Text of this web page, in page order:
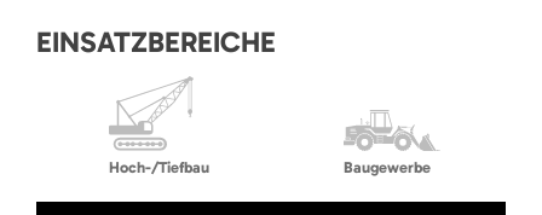
EINSATZBEREICHE
Hoch-/Tiefbau Baugewerbe